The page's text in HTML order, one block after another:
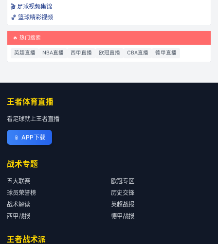
🎬 足球视频集锦
🏀 篮球精彩视频
🔥 热门搜索
英超直播 NBA直播 西甲直播 欧冠直播 CBA直播 德甲直播
王者体育直播
看足球就上王者直播
📱 APP下载
战术专题
五大联赛
欧冠专区
球员荣誉榜
历史交锋
战术解读
英超战报
西甲战报
德甲战报
王者战术派